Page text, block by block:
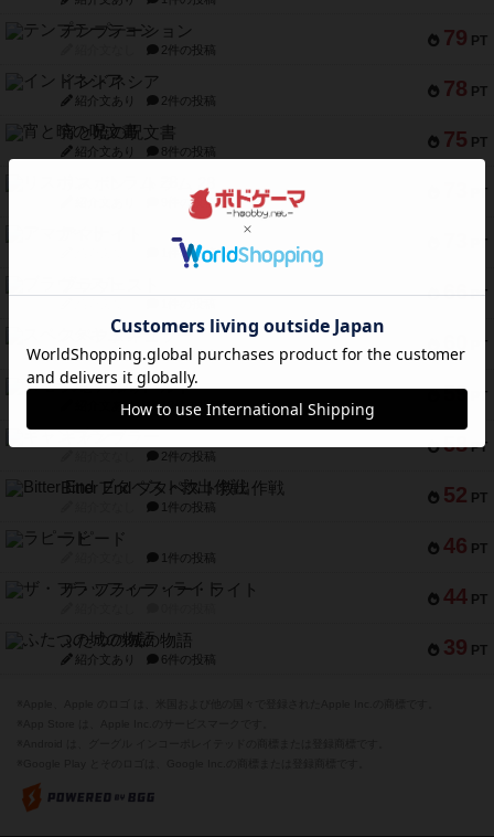
79 PT
テンプテーション
2件の投稿
78 PT
インドネシア
紹介文あり 2件の投稿
75 PT
宵と暁の呪文書
紹介文あり 8件の投稿
PT
9件の投稿
PT
1件の投稿
66 PT
PT
スペクタキュラー
紹介文なし 1件の投稿
59 PT
スモールワールド
紹介文あり 13件の投稿
58 PT
2件の投稿
52 PT
Bitter End ブタペスト救出作戦
1件の投稿
46 PT
ラピード
1件の投稿
44 PT
ザ・フラッフィー・ライト
39 PT
ふたつの城の物語
紹介文あり 6件の投稿